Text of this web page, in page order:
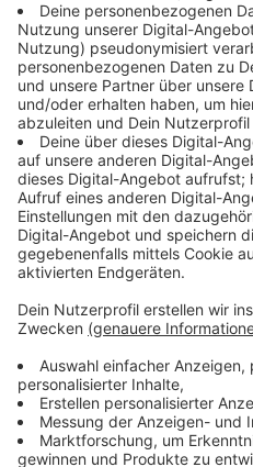
verschiedene
Anzeige
Eingerichtete
Anzeige
In Fällen von akuter
Allgemeine Soziale Dienst
08.30 Uhr bis 16.00 Uhr,
25 9559 erreichbar. Zu den
Erreichbarkeit über die
Feuerwehr gewährleistet. In
sich Bürgerinnen und Bürger